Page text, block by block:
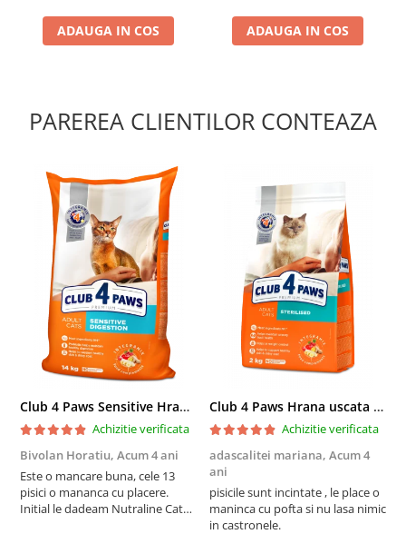
ADAUGA IN COS ADAUGA IN COS
PAREREA CLIENTILOR CONTEAZA
Club 4 Paws Sensitive Hrana uscata pisici adulte, 14kg
Achizitie verificata
Bivolan Horatiu, Acum 4 ani
Este o mancare buna, cele 13
pisici o mananca cu placere.
Initial le dadeam Nutraline Cat
Club 4 Paws Hrana uscata pisici sterilizate, 2kg
Achizitie verificata
adascalitei mariana, Acum 4
ani
pisicile sunt incintate , le place o
maninca cu pofta si nu lasa nimic
in castronele.